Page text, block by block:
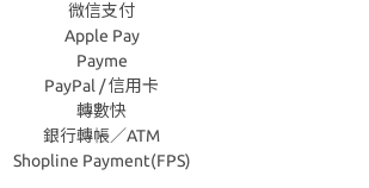
微信支付
Apple Pay
Payme
PayPal / 信用卡
轉數快
銀行轉帳／ATM
Shopline Payment(FPS)